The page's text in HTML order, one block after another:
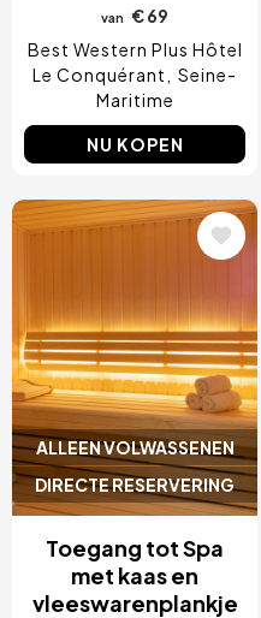
van
€ 69
Best Western Plus Hôtel
Le Conquérant
Seine-
Maritime
NU KOPEN
ALLEEN VOLWASSENEN
DIRECTE RESERVERING
Afbeelding
Toegang tot Spa
met kaas en
vleeswarenplankje